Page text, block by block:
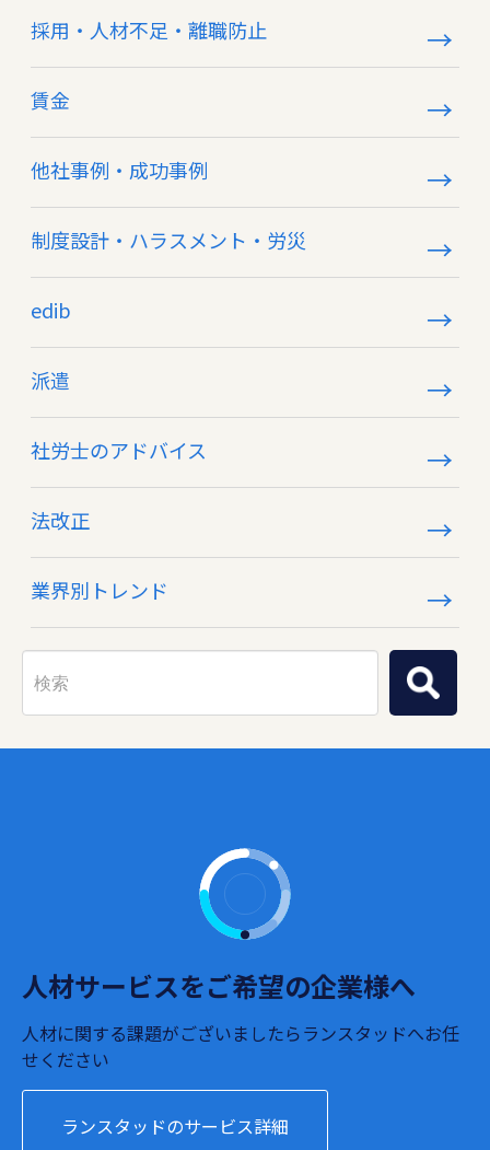
採用・人材不足・離職防止
賃金
他社事例・成功事例
制度設計・ハラスメント・労災
edib
派遣
社労士のアドバイス
法改正
業界別トレンド
人材サービスをご希望の企業様へ
人材に関する課題がございましたらランスタッドへお任
せください
ランスタッドのサービス詳細